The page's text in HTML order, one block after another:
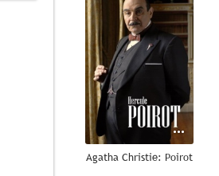
Agatha Christie: Poirot